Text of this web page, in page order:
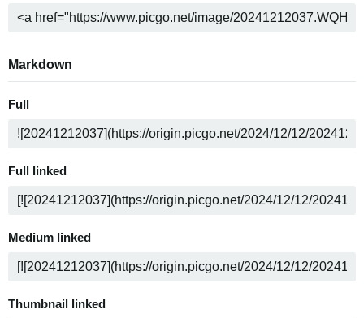
Markdown
Full
Full linked
Medium linked
Thumbnail linked